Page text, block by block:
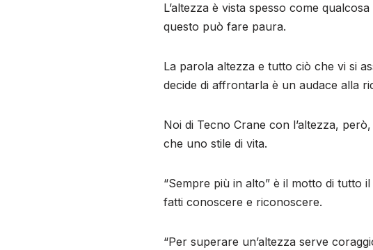
L’altezza è vista spesso come
questo può fare paura.
La parola altezza e tutto ciò che vi si
decide di affrontarla è un audace alla
Noi di Tecno Crane con l’altezza,
che uno stile di vita.
“Sempre più in alto” è il motto di tutto
fatti conoscere e riconoscere.
“Per superare un’altezza serve